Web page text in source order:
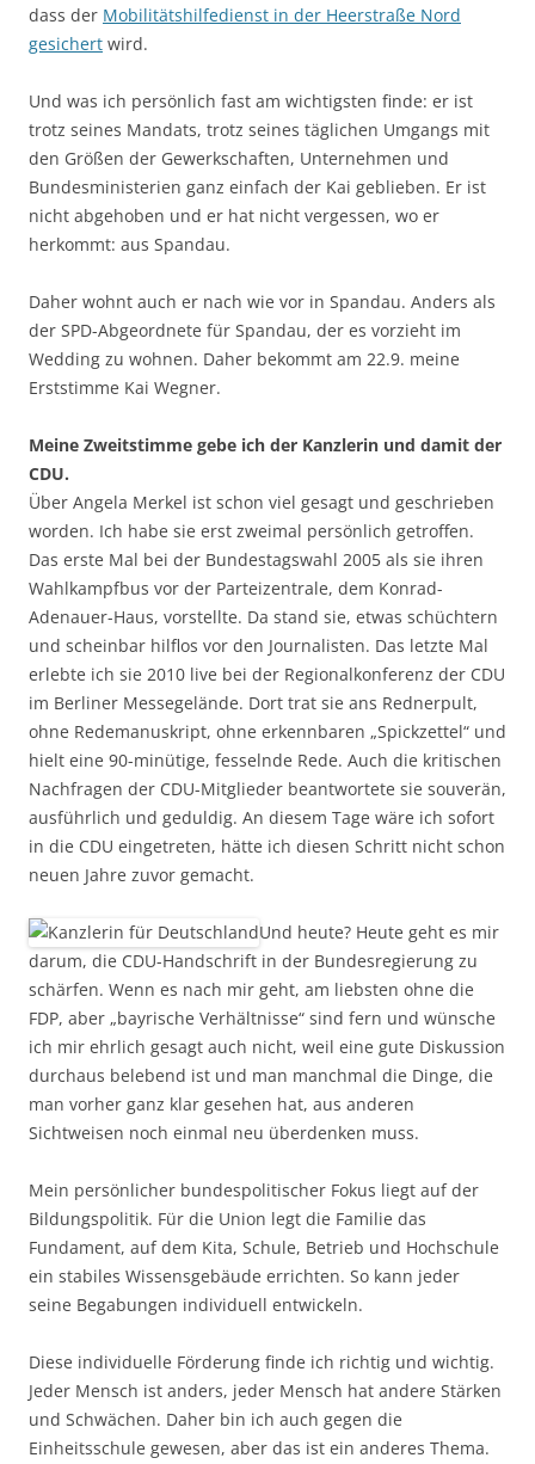
dass der Mobilitätshilfedienst in der Heerstraße Nord
gesichert wird.
Und was ich persönlich fast am wichtigsten finde: er ist
trotz seines Mandats, trotz seines täglichen Umgangs mit
den Größen der Gewerkschaften, Unternehmen und
Bundesministerien ganz einfach der Kai geblieben. Er ist
nicht abgehoben und er hat nicht vergessen, wo er
herkommt: aus Spandau.
Daher wohnt auch er nach wie vor in Spandau. Anders als
der SPD-Abgeordnete für Spandau, der es vorzieht im
Wedding zu wohnen. Daher bekommt am 22.9. meine
Erststimme Kai Wegner.
Meine Zweitstimme gebe ich der Kanzlerin und damit der
CDU.
Über Angela Merkel ist schon viel gesagt und geschrieben
worden. Ich habe sie erst zweimal persönlich getroffen.
Das erste Mal bei der Bundestagswahl 2005 als sie ihren
Wahlkampfbus vor der Parteizentrale, dem Konrad-
Adenauer-Haus, vorstellte. Da stand sie, etwas schüchtern
und scheinbar hilflos vor den Journalisten. Das letzte Mal
erlebte ich sie 2010 live bei der Regionalkonferenz der CDU
im Berliner Messegelände. Dort trat sie ans Rednerpult,
ohne Redemanuskript, ohne erkennbaren „Spickzettel“ und
hielt eine 90-minütige, fesselnde Rede. Auch die kritischen
Nachfragen der CDU-Mitglieder beantwortete sie souverän,
ausführlich und geduldig. An diesem Tage wäre ich sofort
in die CDU eingetreten, hätte ich diesen Schritt nicht schon
neuen Jahre zuvor gemacht.
Und heute? Heute geht es mir
darum, die CDU-Handschrift in der Bundesregierung zu
schärfen. Wenn es nach mir geht, am liebsten ohne die
FDP, aber „bayrische Verhältnisse“ sind fern und wünsche
ich mir ehrlich gesagt auch nicht, weil eine gute Diskussion
durchaus belebend ist und man manchmal die Dinge, die
man vorher ganz klar gesehen hat, aus anderen
Sichtweisen noch einmal neu überdenken muss.
Mein persönlicher bundespolitischer Fokus liegt auf der
Bildungspolitik. Für die Union legt die Familie das
Fundament, auf dem Kita, Schule, Betrieb und Hochschule
ein stabiles Wissensgebäude errichten. So kann jeder
seine Begabungen individuell entwickeln.
Diese individuelle Förderung finde ich richtig und wichtig.
Jeder Mensch ist anders, jeder Mensch hat andere Stärken
und Schwächen. Daher bin ich auch gegen die
Einheitsschule gewesen, aber das ist ein anderes Thema.